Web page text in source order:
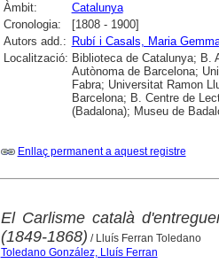
Àmbit:
Catalunya
Cronologia:
[1808 - 1900]
Autors add.: Rubí i Casals, Maria
Localització: Biblioteca de Catalunya; B.
Autònoma de Barcelona;
Fabra; Universitat Ramon
Barcelona; B. Centre de
(Badalona); Museu de
Enllaç permanent a aquest registre
El Carlisme català
(1849-1868) / Lluís Ferran Toledano
Toledano González, Lluís Ferran